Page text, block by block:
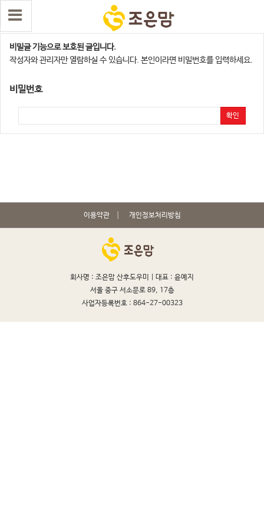
분당,성남지점
비밀글 기능으로 보호된 글입니다.
작성자와 관리자만 열람하실 수 있습니다. 본인이라면 비밀번호를 입력하세요.
비밀번호
확인
이용약관 개인정보처리방침
회사명 : 조은맘 산후도우미 | 대표 : 윤예지
서울 중구 서소문로 89, 17층
사업자등록번호 : 864-27-00323